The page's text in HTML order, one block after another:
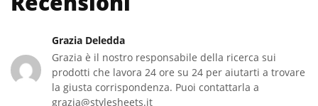
Grazia Deledda
Grazia è il nostro responsabile della ricerca sui
prodotti che lavora 24 ore su 24 per aiutarti a trovare
la giusta corrispondenza. Puoi contattarla a
grazia@stylesheets.it